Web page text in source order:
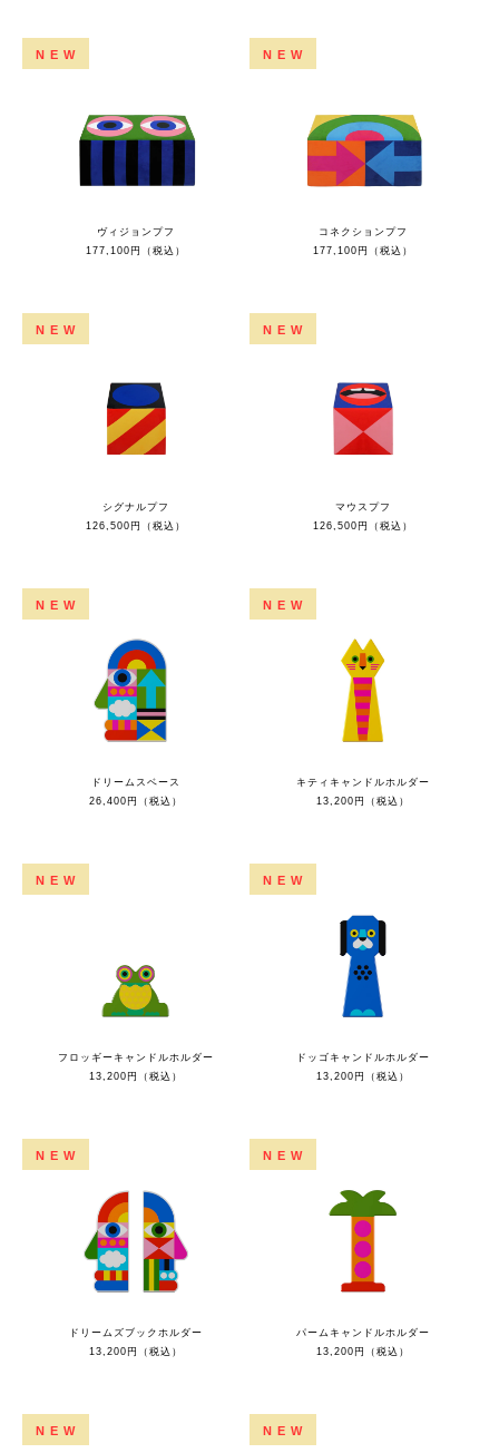
NEW
ヴィジョンプフ
177,100円（税込）
NEW
コネクションプフ
177,100円（税込）
NEW
シグナルプフ
126,500円（税込）
NEW
マウスプフ
126,500円（税込）
NEW
ドリームスベース
26,400円（税込）
NEW
キティキャンドルホルダー
13,200円（税込）
NEW
フロッギーキャンドルホルダー
13,200円（税込）
NEW
ドッゴキャンドルホルダー
13,200円（税込）
NEW
ドリームズブックホルダー
13,200円（税込）
NEW
パームキャンドルホルダー
13,200円（税込）
NEW NEW